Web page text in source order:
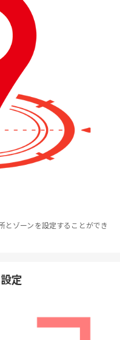
とゾーンを設定することができ
定